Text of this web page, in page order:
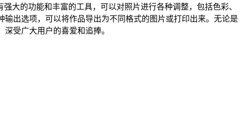
大的功能和丰富的工具，可以对照片进行各种调整，包括色彩、
出选项，可以将作品导出为不同格式的图片或打印出来。无论是
受广大用户的喜爱和追捧。